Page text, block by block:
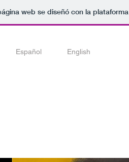
web se diseñó con la plataforma
Español English